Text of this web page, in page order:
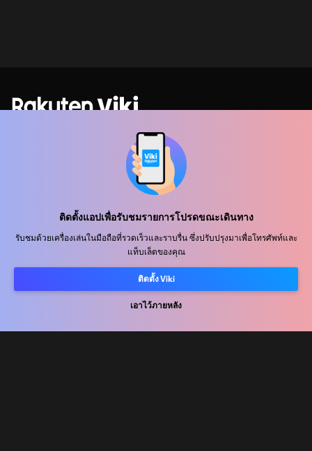
ติดตั้งแอปเพื่อรับชมรายการโปรดขณะเดินทาง
รับชมด้วยเครื่องเล่นในมือถือที่รวดเร็วและราบรื่น ซึ่งปรับปรุงมาเพื่อโทรศัพท์และ
แท็บเล็ตของคุณ
ติดตั้ง Viki
เอาไว้ภายหลัง
ร่วมงานกับเรา